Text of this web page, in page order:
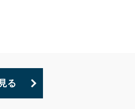
る